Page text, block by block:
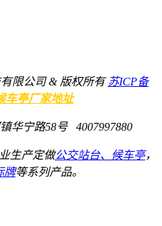
限公司 & 版权所有苏ICP备
车亭厂家地址
华宁路58号 4007997880
生产定做公交站台、 候车亭，
牌等系列产品。